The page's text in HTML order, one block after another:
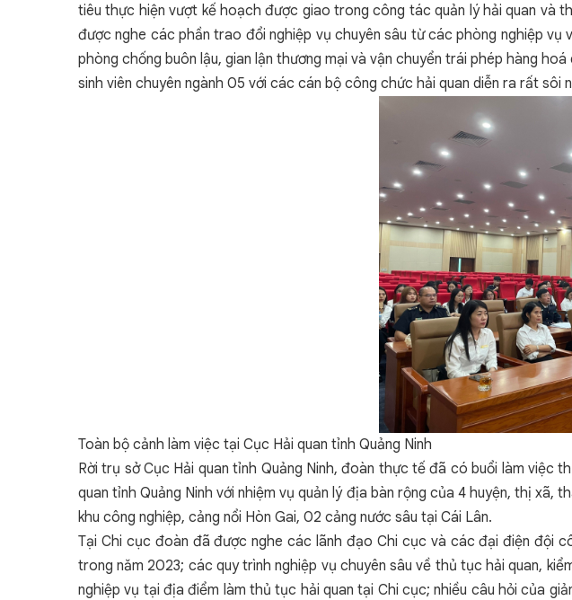
tiêu thực hiện vượt kế hoạch được giao trong công tác quản lý hải quan và
được nghe các phần trao đổi nghiệp vụ chuyên sâu từ các phòng nghiệp
phòng chống buôn lậu, gian lận thương mại và vận chuyển trái phép hàng
sinh viên chuyên ngành 05 với các cán bộ công chức hải quan diễn ra rất
Toàn bộ cảnh làm việc tại Cục Hải quan tỉnh Quảng Ninh
Rời trụ sở Cục Hải quan tỉnh Quảng Ninh, đoàn thực tế đã có buổi làm việc
quan tỉnh Quảng Ninh với nhiệm vụ quản lý địa bàn rộng của 4 huyện, thị
khu công nghiệp, cảng nổi Hòn Gai, 02 cảng nước sâu tại Cái Lân.
Tại Chi cục đoàn đã được nghe các lãnh đạo Chi cục và các đại điện đội
trong năm 2023; các quy trình nghiệp vụ chuyên sâu về thủ tục hải quan,
nghiệp vụ tại địa điểm làm thủ tục hải quan tại Chi cục; nhiều câu hỏi của